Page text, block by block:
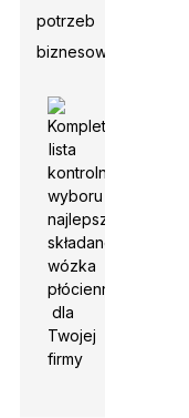
potrzeb
biznesowych.